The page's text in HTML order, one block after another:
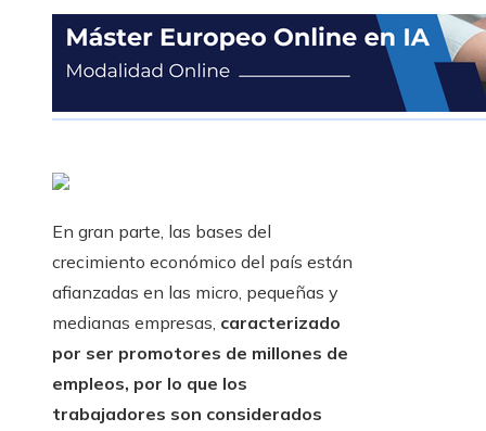
En gran parte, las bases del
crecimiento económico del país están
afianzadas en las micro, pequeñas y
medianas empresas, caracterizado
por ser promotores de millones de
empleos, por lo que los
trabajadores son considerados